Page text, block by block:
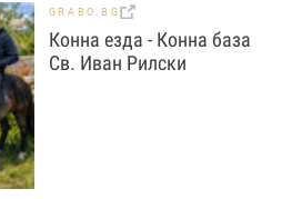
GRABO.BG
Конна езда - Конна база
Св. Иван Рилски